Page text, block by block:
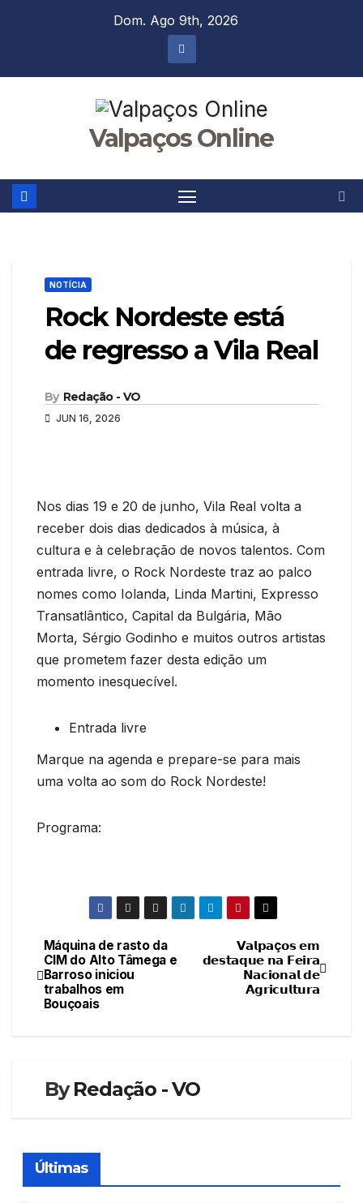
Dom. Ago 9th, 2026
Valpaços Online
NOTÍCIA
Rock Nordeste está
de regresso a Vila Real
By Redação - VO
JUN 16, 2026
Nos dias 19 e 20 de junho, Vila Real volta a
receber dois dias dedicados à música, à
cultura e à celebração de novos talentos. Com
entrada livre, o Rock Nordeste traz ao palco
nomes como Iolanda, Linda Martini, Expresso
Transatlântico, Capital da Bulgária, Mão
Morta, Sérgio Godinho e muitos outros artistas
que prometem fazer desta edição um
momento inesquecível.
Entrada livre
Marque na agenda e prepare-se para mais
uma volta ao som do Rock Nordeste!
Programa:
Navegação
de
artigos
𝗩𝗮𝗹𝗽𝗮ç𝗼𝘀 𝗲𝗺
𝗱𝗲𝘀𝘁𝗮𝗾𝘂𝗲 𝗻𝗮 𝗙𝗲𝗶𝗿𝗮
𝗡𝗮𝗰𝗶𝗼𝗻𝗮𝗹 𝗱𝗲
𝗔𝗴𝗿𝗶𝗰𝘂𝗹𝘁𝘂𝗿𝗮
Máquina de rasto da
CIM do Alto Tâmega e
Barroso iniciou
trabalhos em
Bouçoais
ByRedação - VO
Últimas